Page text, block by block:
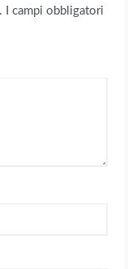
I campi obbligatori